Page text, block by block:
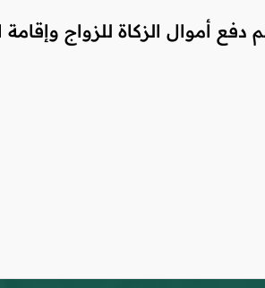
أموال الزكاة للزواج وإقامة